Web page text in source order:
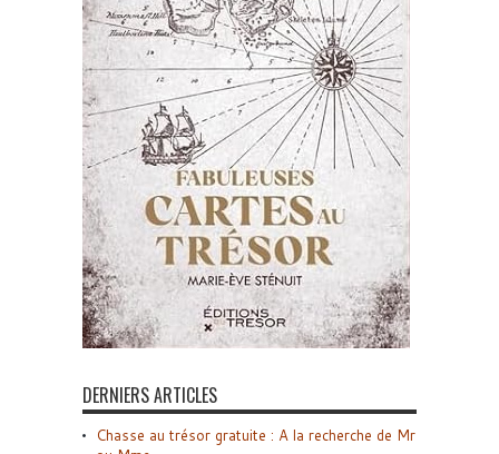
DERNIERS ARTICLES
Chasse au trésor gratuite : A la recherche de Mr